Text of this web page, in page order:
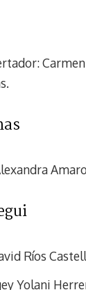
Ríos
Yolani